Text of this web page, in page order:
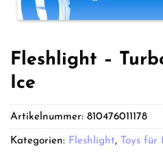
Fleshlight –
Ice
Artikelnummer: 810476011178
Kategorien: Fleshlight, Toys für